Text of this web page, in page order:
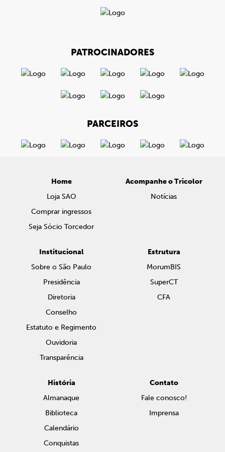
PATROCINADORES
PARCEIROS
Home
Loja SAO
Comprar ingressos
Seja Sócio Torcedor
Acompanhe o Tricolor
Notícias
Institucional
Sobre o São Paulo
Presidência
Diretoria
Conselho
Estatuto e Regimento
Ouvidoria
Transparência
Estrutura
MorumBIS
SuperCT
CFA
História
Almanaque
Biblioteca
Calendário
Conquistas
Contato
Fale conosco!
Imprensa